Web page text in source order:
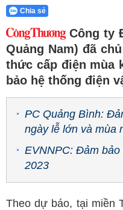
Chia sẻ
Công ty
Quảng Nam) đã
thức cấp điện mùa
bảo hệ thống điện
PC Quảng Bình:
ngày lễ lớn và mùa
EVNNPC: Đảm
2023
Theo dự báo, tại miền